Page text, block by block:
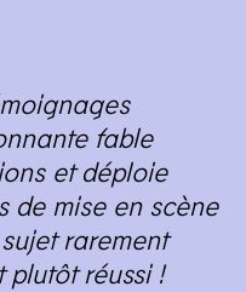
fable
et déploie
de mise en scène
rarement
plutôt réussi !